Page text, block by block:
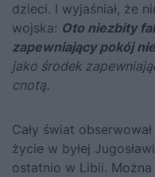
dzieci. I wyjaśniał, że
wojska: Oto niezbity
zapewniający pokój
jako środek
cnotą.
Cały świat
życie w byłej
ostatnio w Libii.